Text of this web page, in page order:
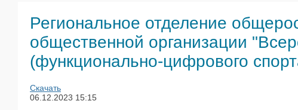
Региональное отделение
общественной организации
(функционально-цифрового
Скачать
06.12.2023 15:15